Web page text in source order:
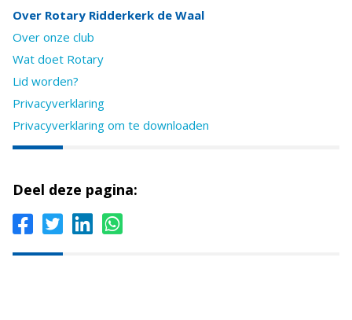
Over Rotary Ridderkerk de Waal
Over onze club
Wat doet Rotary
Lid worden?
Privacyverklaring
Privacyverklaring om te downloaden
Deel deze pagina: